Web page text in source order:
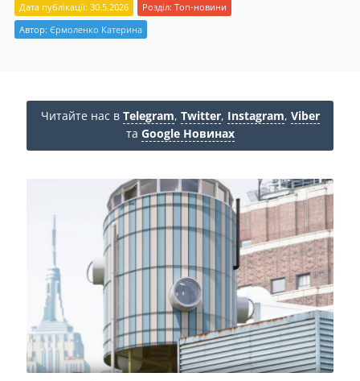
Дата публікації: 30.5.2026 Розділ: Топ-новини
Автор: Єрмоленко Катерина
Читайте нас в Telegram, Twitter, Instagram, Viber
та Google Новинах